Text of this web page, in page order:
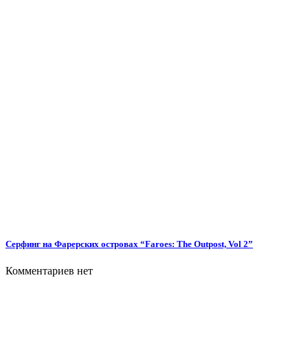
Серфинг на Фарерских островах “Faroes: The Outpost, Vol 2”
Комментариев нет